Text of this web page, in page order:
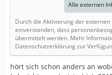
Alle externen
Durch die Aktivierung der
einverstanden, dass
übermittelt werden. Mehr
Datenschutzerklärung zur
hört sich schon anders an